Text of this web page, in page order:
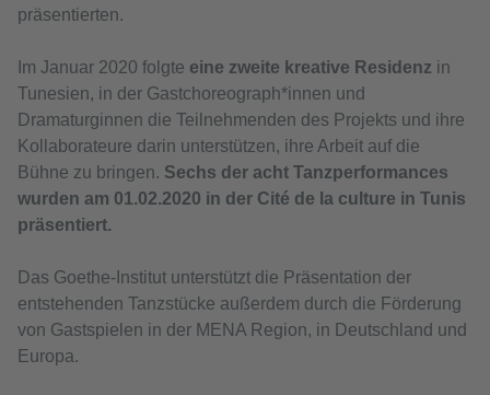
präsentierten.
Im Januar 2020 folgte eine zweite kreative Residenz in
Tunesien, in der Gastchoreograph*innen und
Dramaturginnen die Teilnehmenden des Projekts und ihre
Kollaborateure darin unterstützen, ihre Arbeit auf die
Bühne zu bringen. Sechs der acht Tanzperformances
wurden am 01.02.2020 in der Cité de la culture in Tunis
präsentiert.
Das Goethe-Institut unterstützt die Präsentation der
entstehenden Tanzstücke außerdem durch die Förderung
von Gastspielen in der MENA Region, in Deutschland und
Europa.